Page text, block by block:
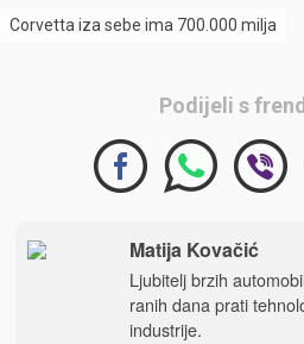
Corvetta iza sebe ima 700.000 milja
Podijeli s
Matija Kovačić
Ljubitelj brzih
ranih dana prati
industrije.